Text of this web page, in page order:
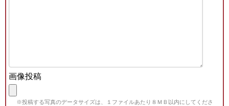
画像投稿
※投稿する写真のデータサイズは、１ファイルあたり８ＭＢ以内にしてくださ